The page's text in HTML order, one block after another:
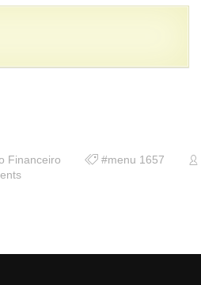
Financeiro
#menu 1657